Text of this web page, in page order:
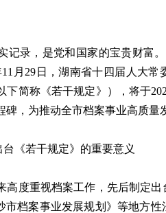
录，是党和国家的宝贵财富。
11月29日，湖南省十四届人大
下简称《若干规定》），将于
碑，为推动全市档案事业高质量
《若干规定》的重要意义
度重视档案工作，先后制定出
市档案事业发展规划》等地方